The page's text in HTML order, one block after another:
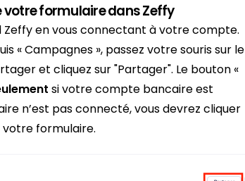
votre formulaire dans Zeffy
en vous connectant à votre compte.
« Campagnes », passez votre souris sur le
et cliquez sur "Partager". Le bouton «
si votre compte bancaire est
n’est pas connecté, vous devrez cliquer
formulaire.